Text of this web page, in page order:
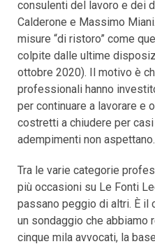
consulenti del lavoro e dei
Calderone e Massimo
misure “di ristoro” come
colpite dalle ultime
ottobre 2020). Il motivo è
professionali hanno
per continuare a lavorare e
costretti a chiudere per
adempimenti non aspettano.
Tra le varie categorie
più occasioni su Le Fonti
passano peggio di altri. È il
un sondaggio che abbiamo
cinque mila avvocati, la